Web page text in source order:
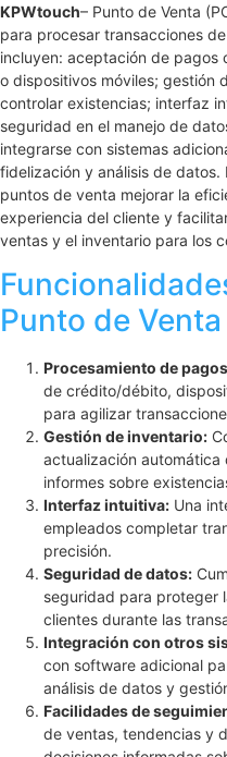
KPWtouch– Punto de Venta
para procesar transacciones
incluyen: aceptación de
o dispositivos móviles; gestión
controlar existencias; interfaz
seguridad en el manejo de
integrarse con sistemas
fidelización y análisis de
puntos de venta mejorar la
experiencia del cliente y
ventas y el inventario para los
Punto de Venta
Procesamiento de
de crédito/débito,
para agilizar
Gestión de inventario:
actualización
informes sobre
Interfaz intuitiva: Una
empleados completar
precisión.
Seguridad de datos:
seguridad para proteger
clientes durante las
Integración con otros
con software adicional
análisis de datos y
Facilidades de
de ventas, tendencias y